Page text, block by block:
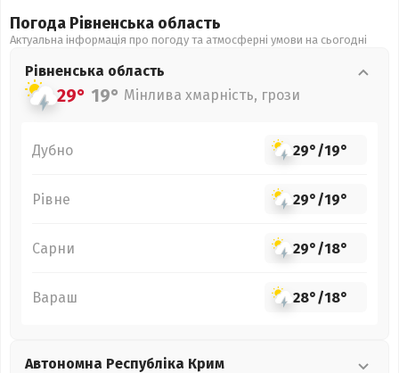
Погода Рівненська область
Актуальна інформація про погоду та атмосферні умови на сьогодні
Рівненська область
29° 19° Мінлива хмарність, грози
Дубно 29°/19°
Рівне 29°/19°
Сарни 29°/18°
Вараш 28°/18°
Автономна Республіка Крим